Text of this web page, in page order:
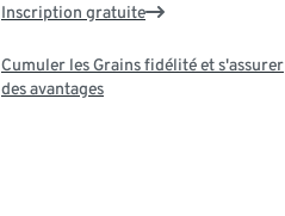
Inscription gratuite
Cumuler les Grains fidélité et s'assurer
des avantages